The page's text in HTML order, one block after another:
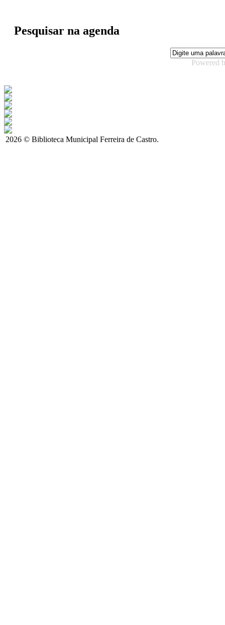
Pesquisar na agenda
Powered
2026 © Biblioteca Municipal Ferreira de Castro.